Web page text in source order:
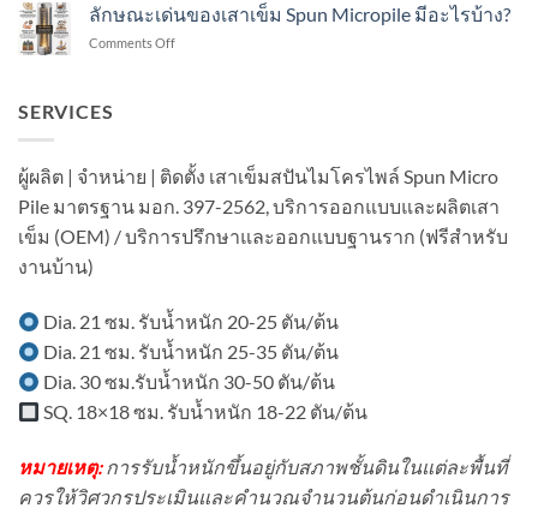
เติม
ไมโคร
พื้นที่
อาคาร
ใน
เสา
เข็ม
งาน
เติม
บ้าน
ลักษณะเด่นของเสาเข็ม Spun Micropile มีอะไรบ้าง?
Comments Offon
Spun
Micropile
อะไร
บ้าง?
SERVICES
ผู้ผลิต | จำหน่าย | ติดตั้ง เสาเข็มสปันไมโครไพล์ Spun Micro
Pile มาตรฐาน มอก. 397-2562, บริการออกแบบและผลิตเสา
เข็ม (OEM) / บริการปรึกษาและออกแบบฐานราก (ฟรีสำหรับ
งานบ้าน)
Dia. 21 ซม. รับน้ำหนัก 20-25 ตัน/ต้น
Dia. 21 ซม. รับน้ำหนัก 25-35 ตัน/ต้น
Dia. 30 ซม.รับน้ำหนัก 30-50 ตัน/ต้น
SQ. 18×18 ซม. รับน้ำหนัก 18-22 ตัน/ต้น
หมายเหตุ: การรับน้ำหนักขึ้นอยู่กับสภาพชั้นดินในแต่ละพื้นที่
ควรให้วิศวกรประเมินและคำนวณจำนวนต้นก่อนดำเนินการ